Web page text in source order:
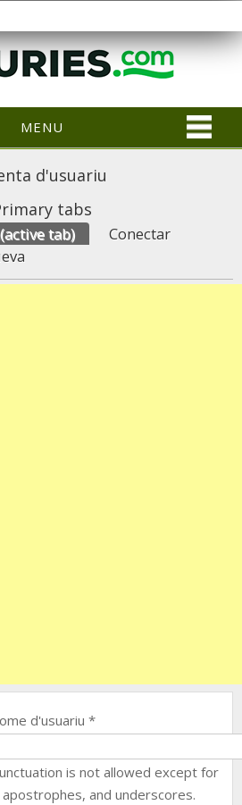
MENU
d'usuariu
tabs
(active tab)
Conectar
d'usuariu *
is not allowed except for
and underscores.